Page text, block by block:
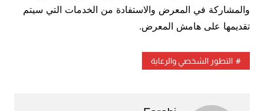
والمشاركة في المعرض والاستفادة من الخدمات التي سيتم
تقديمها على هامش المعرض.
التطور الشخصي والرعاية